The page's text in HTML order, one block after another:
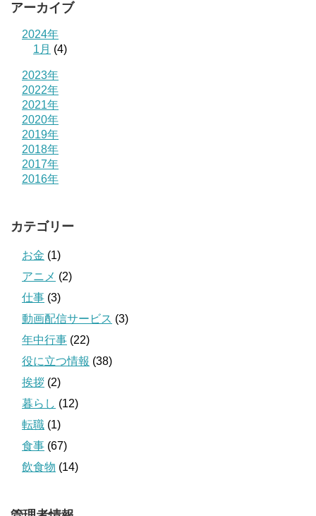
アーカイブ
2024年
1月 (4)
2023年
2022年
2021年
2020年
2019年
2018年
2017年
2016年
カテゴリー
お金 (1)
アニメ (2)
仕事 (3)
動画配信サービス (3)
年中行事 (22)
役に立つ情報 (38)
挨拶 (2)
暮らし (12)
転職 (1)
食事 (67)
飲食物 (14)